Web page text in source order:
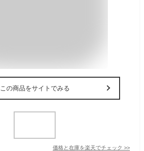
この商品をサイトでみる
価格と在庫を楽天でチェック >>